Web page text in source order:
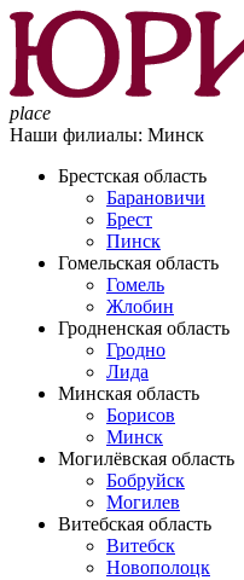
place
Наши филиалы: Минск
Брестская область
Барановичи
Брест
Пинск
Гомельская область
Гомель
Жлобин
Гродненская область
Гродно
Лида
Минская область
Борисов
Минск
Могилёвская область
Бобруйск
Могилев
Витебская область
Витебск
Новополоцк